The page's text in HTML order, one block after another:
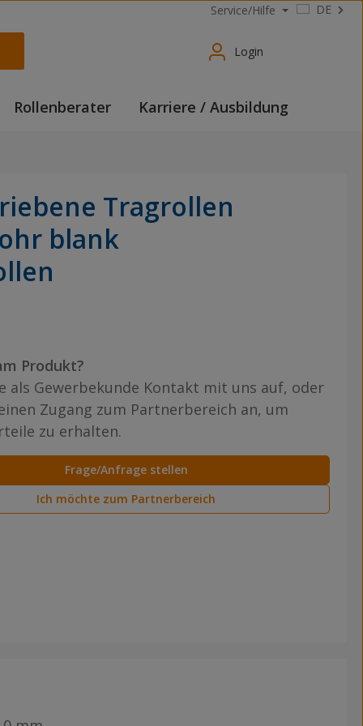
DE
Service/Hilfe
Login
Rollenberater Karriere / Ausbildung
Tragrollen
blank
Produkt?
als Gewerbekunde Kontakt mit uns auf, oder
Zugang zum Partnerbereich an, um
zu erhalten.
Frage/Anfrage stellen
Ich möchte zum Partnerbereich